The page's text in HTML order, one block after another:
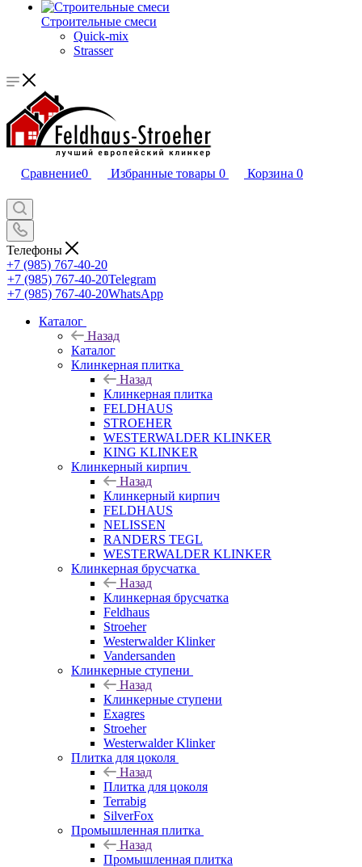
Строительные смеси
Quick-mix
Strasser
Сравнение0 Избранные товары 0 Корзина 0
Телефоны
+7 (985) 767-40-20
+7 (985) 767-40-20Telegram
+7 (985) 767-40-20WhatsApp
Каталог
Назад
Каталог
Клинкерная плитка
Назад
Клинкерная плитка
FELDHAUS
STROEHER
WESTERWALDER KLINKER
KING KLINKER
Клинкерный кирпич
Назад
Клинкерный кирпич
FELDHAUS
NELISSEN
RANDERS TEGL
WESTERWALDER KLINKER
Клинкерная брусчатка
Назад
Клинкерная брусчатка
Feldhaus
Stroeher
Westerwalder Klinker
Vandersanden
Клинкерные ступени
Назад
Клинкерные ступени
Exagres
Stroeher
Westerwalder Klinker
Плитка для цоколя
Назад
Плитка для цоколя
Terrabig
SilverFox
Промышленная плитка
Назад
Промышленная плитка